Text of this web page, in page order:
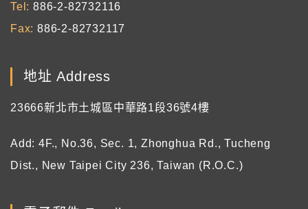
Tel
886-2-82732116
Fax 886-2-82732117
地址 Address
23666新北市土城區中華路1段36號4樓
Add: 4F., No.36, Sec. 1, Zhonghua Rd., Tucheng
Dist., New Taipei City 236, Taiwan (R.O.C.)